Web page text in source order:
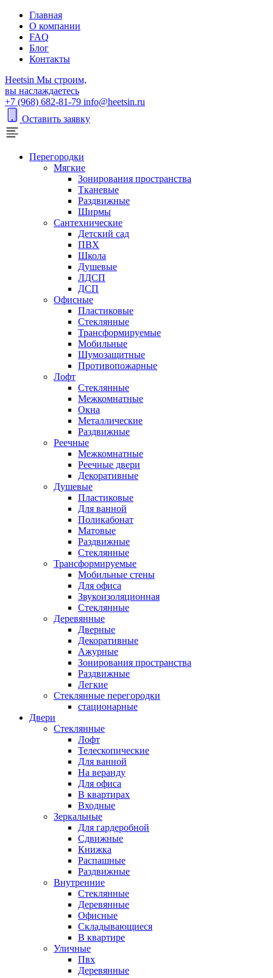
Главная
О компании
FAQ
Блог
Контакты
Heetsin Мы строим,
вы наслаждаетесь
+7 (968) 682-81-79 info@heetsin.ru
Оставить заявку
Перегородки
Мягкие
Зонирования пространства
Тканевые
Раздвижные
Ширмы
Сантехнические
Детский сад
ПВХ
Школа
Душевые
ЛДСП
ДСП
Офисные
Пластиковые
Стеклянные
Трансформируемые
Мобильные
Шумозащитные
Противопожарные
Лофт
Стеклянные
Межкомнатные
Окна
Металлические
Раздвижные
Реечные
Межкомнатные
Реечные двери
Декоративные
Душевые
Пластиковые
Для ванной
Поликабонат
Матовые
Раздвижные
Стеклянные
Трансформируемые
Мобильные стены
Для офиса
Звукоизоляционная
Стеклянные
Деревянные
Дверные
Декоративные
Ажурные
Зонирования пространства
Раздвижные
Легкие
Стеклянные перегородки
стационарные
Двери
Стеклянные
Лофт
Телескопические
Для ванной
На веранду
Для офиса
В квартирах
Входные
Зеркальные
Для гардеробной
Сдвижные
Книжка
Распашные
Раздвижные
Внутренние
Стеклянные
Деревянные
Офисные
Складывающиеся
В квартире
Уличные
Пвх
Деревянные